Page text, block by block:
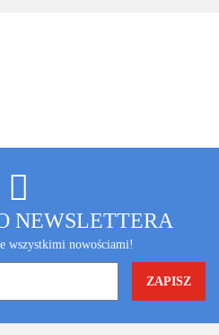
NEWSLETTERA
wszystkimi nowościami!